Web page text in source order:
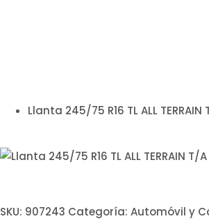
Llanta 245/75 R16 TL ALL TERRAIN
SKU: 907243 Categoría: Automóvil y